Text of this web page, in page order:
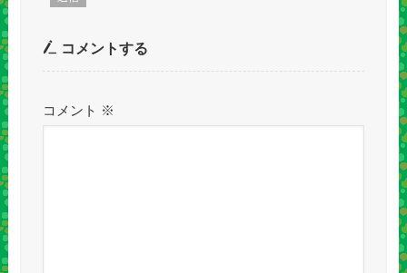
コメントする
コメント ※